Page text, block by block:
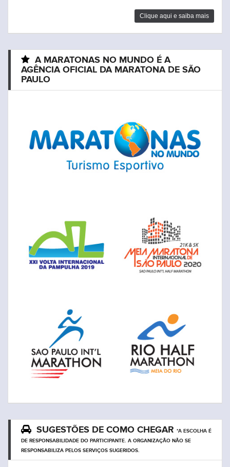
Clique aqui e saiba mais
A MARATONAS NO MUNDO É A
AGÊNCIA OFICIAL DA MARATONA DE SÃO
PAULO
SUGESTÕES DE COMO CHEGAR *A ESCOLHA É
DE RESPONSABILIDADE DO PARTICIPANTE. A ORGANIZAÇÃO NÃO SE
RESPONSABILIZA PELOS SERVIÇOS SUGERIDOS.